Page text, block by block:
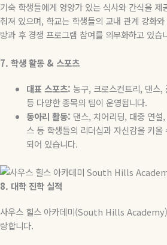
기숙 학생들에게 영양가 있는 식사와 간식을 제
춰져 있으며, 학교는 학생들의 교내 관계 강화
방과 후 경쟁 프로그램 참여를 의무화하고 있습
7. 학생활동 &스포츠
대표 스포츠: 농구, 크로스컨트리, 댄스,
등 다양한 종목의 팀이 운영됩니다.
동아리 활동: 댄스, 치어리딩, 대중 연설,
스 등 학생들의 리더십과 자신감을 키
되어 있습니다.
8. 대학 진학 실적
사우스 힐스 아카데미(South Hills Academy)
랑합니다.